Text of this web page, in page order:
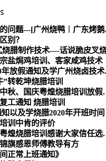
关于【广
别？
腊制作技术----话说脆皮叉
盐焗鸡培训、客家咸鸡技术
广州粤煌
”转乾坤烧腊培训
月满中秋，喜迎
工通知 烧腊培训
以及学烧腊2020年开班时间
训中肯的评价
《回顾2019展望
旗感恩师傅教导有方
正常上班通知》